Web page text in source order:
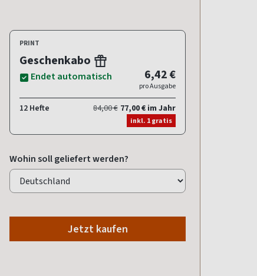
PRINT
Geschenkabo
Endet automatisch 6,42 €
pro Ausgabe
12 Hefte 84,00 € 77,00 € im Jahr
inkl. 1 gratis
Wohin soll geliefert werden?
Jetzt kaufen